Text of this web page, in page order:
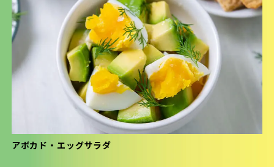
アボカド・エッグサラダ